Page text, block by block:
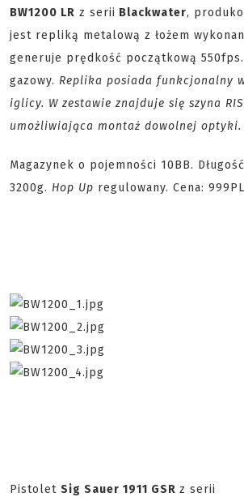
BW1200 LR z serii Blackwater,
jest repliką metalową z łożem
generuje prędkość początkową 550fps.
gazowy. Replika posiada funkcjonalny
iglicy. W zestawie znajduje się szyna
umożliwiająca montaż dowolnej optyki.
Magazynek o pojemności 10BB.
3200g. Hop Up regulowany. Cena:
Pistolet Sig Sauer 1911 GSR z serii